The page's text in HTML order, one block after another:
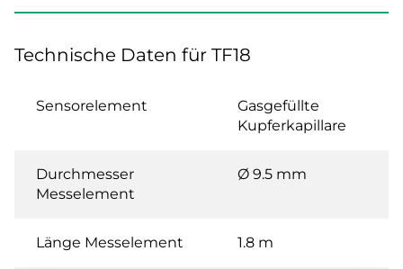
Technische Daten für TF18
Sensorelement
Gasgefüllte
Kupferkapillare
Durchmesser
Messelement
Ø 9.5 mm
Länge Messelement 1.8 m